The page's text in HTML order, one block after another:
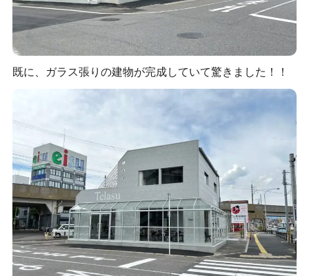
既に、ガラス張りの建物が完成していて驚きました！！